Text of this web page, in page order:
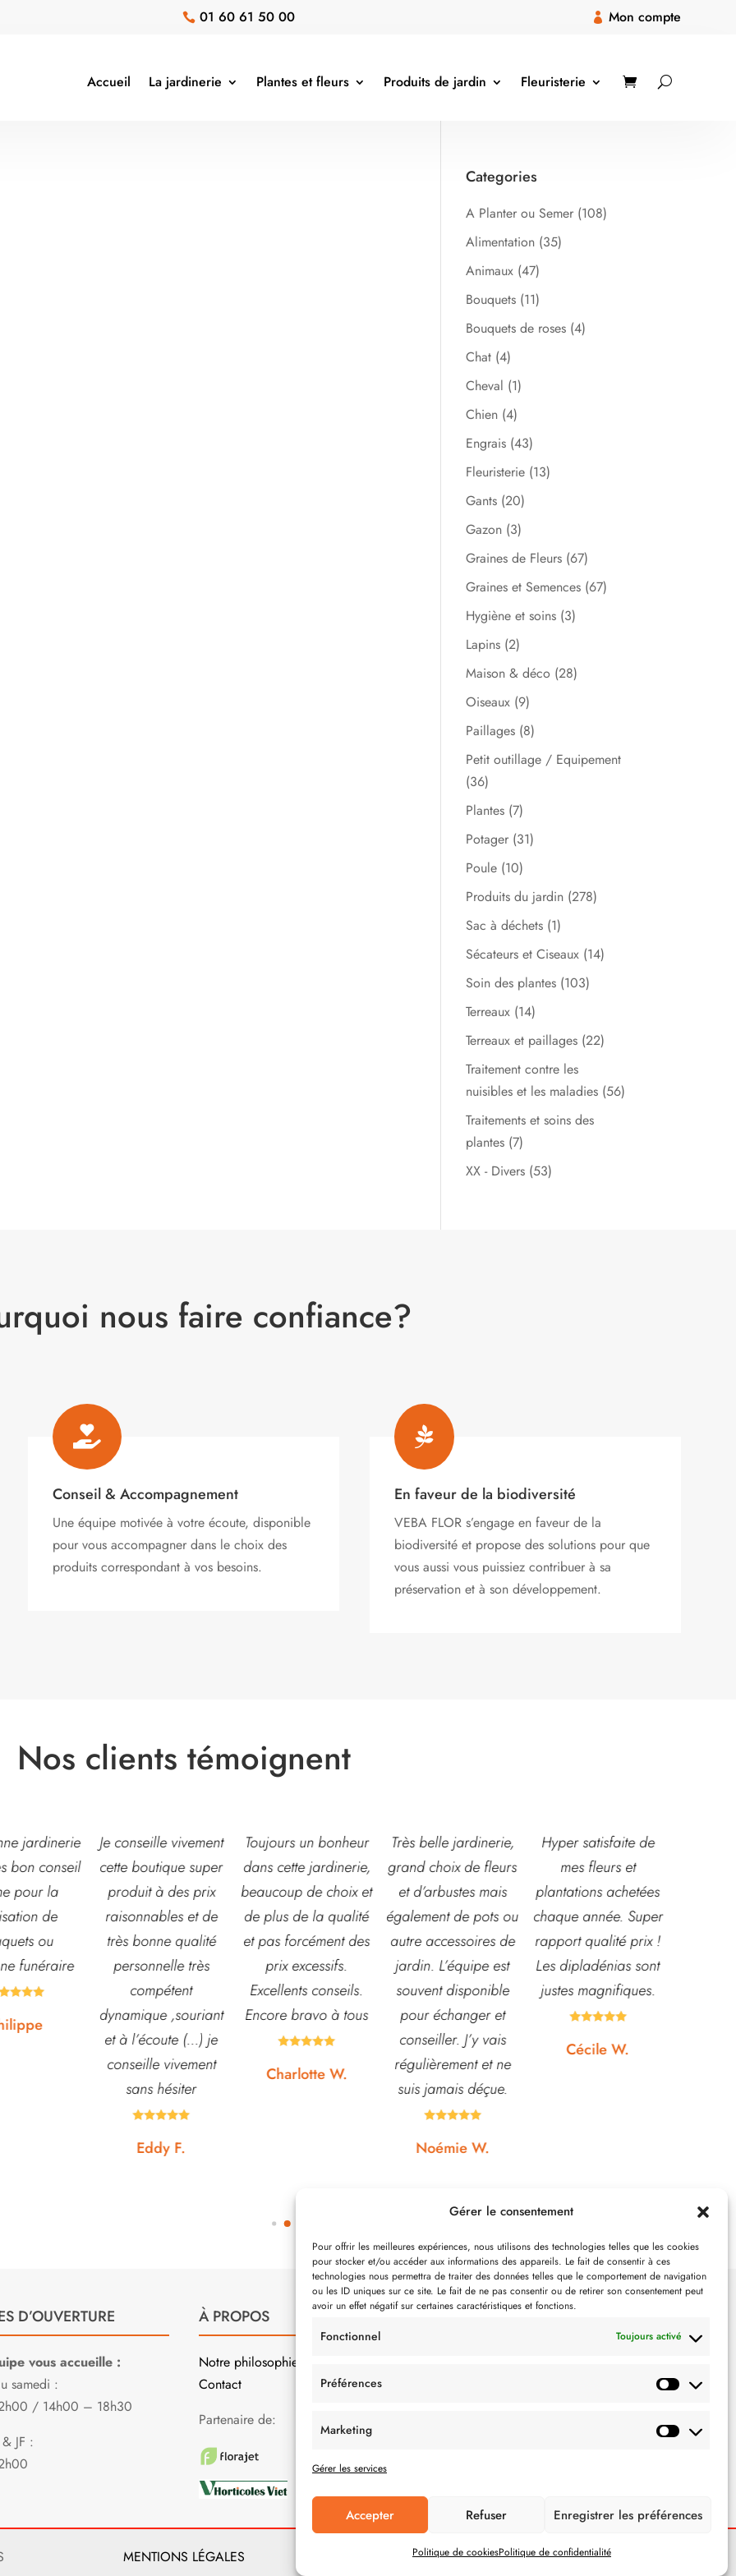
Gérer le consentement
Pour offrir les meilleures expériences, nous utilisons des technologies telles que les cookies
pour stocker et/ou accéder aux informations des appareils. Le fait de consentir à ces
technologies nous permettra de traiter des données telles que le comportement de navigation
ou les ID uniques sur ce site. Le fait de ne pas consentir ou de retirer son consentement peut
avoir un effet négatif sur certaines caractéristiques et fonctions.
Fonctionnel Toujours activé
Préférences
Marketing
Gérer les services
Accepter Refuser Enregistrer les préférences
Politique de cookiesPolitique de confidentialité
 01 60 61 50 00  Mon compte
Accueil La jardinerie Plantes et fleurs Produits de jardin Fleuristerie
Categories
A Planter ou Semer (108)
Alimentation (35)
Animaux (47)
Bouquets (11)
Bouquets de roses (4)
Chat (4)
Cheval (1)
Chien (4)
Engrais (43)
Fleuristerie (13)
Gants (20)
Gazon (3)
Graines de Fleurs (67)
Graines et Semences (67)
Hygiène et soins (3)
Lapins (2)
Maison & déco (28)
Oiseaux (9)
Paillages (8)
Petit outillage / Equipement
(36)
Plantes (7)
Potager (31)
Poule (10)
Produits du jardin (278)
Sac à déchets (1)
Sécateurs et Ciseaux (14)
Soin des plantes (103)
Terreaux (14)
Terreaux et paillages (22)
Traitement contre les
nuisibles et les maladies (56)
Traitements et soins des
plantes (7)
XX - Divers (53)
nous faire confiance?

Conseil & Accompagnement
Une équipe motivée à votre écoute, disponible
pour vous accompagner dans le choix des
produits correspondant à vos besoins.

En faveur de la biodiversité
VEBA FLOR s’engage en faveur de la
biodiversité et propose des solutions pour que
vous aussi vous puissiez contribuer à sa
préservation et à son développement.
Nos clients témoignent
vivement
super
à des prix
et de
qualité
très
,souriant
(...) je
Toujours un bonheur
dans cette jardinerie,
beaucoup de choix et
de plus de la qualité
et pas forcément des
prix excessifs.
Excellents conseils.
Encore bravo à tous

Charlotte W.
Très belle jardinerie,
grand choix de fleurs
et d’arbustes mais
également de pots ou
autre accessoires de
jardin. L’équipe est
souvent disponible
pour échanger et
conseiller. J’y vais
régulièrement et ne
Hyper satisfaite de
mes fleurs et
plantations achetées
chaque année. Super
rapport qualité prix !
Les dipladénias sont
justes magnifiques.

Cécile W.
Composition
magnifique pour le
baptême et le
mariage!
Bouquet mariée,
centre de table et
Bouquet table
d'honneur.
Rapport qualité-prix,
D’OUVERTURE
vous accueille :
samedi :
/ 14h00 – 18h30
JF :
À PROPOS
Notre philosophie
Contact
Partenaire de:
SUIVEZ-NOUS
MENTIONS LÉGALES POLITIQUE DE CONFIDENTIALITÉ